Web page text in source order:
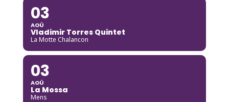
03
AOÛ
Vladimir Torres Quintet
La Motte Chalancon
03
AOÛ
La Mossa
Mens